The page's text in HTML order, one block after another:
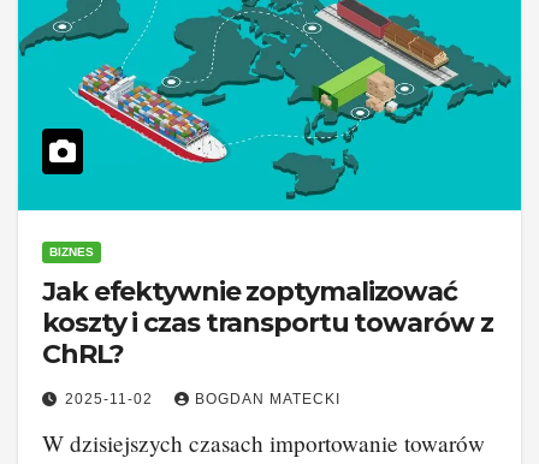
BIZNES
Jak efektywnie zoptymalizować
koszty i czas transportu towarów z
ChRL?
2025-11-02 BOGDAN MATECKI
W dzisiejszych czasach importowanie towarów